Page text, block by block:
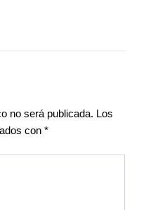
no será publicada. Los
con *